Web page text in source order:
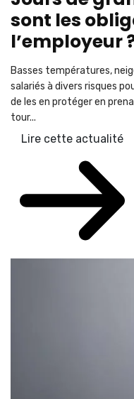
sont les
l’employeur
Basses températures,
salariés à divers risques
de les en protéger en
tour...
Lire cette actualité